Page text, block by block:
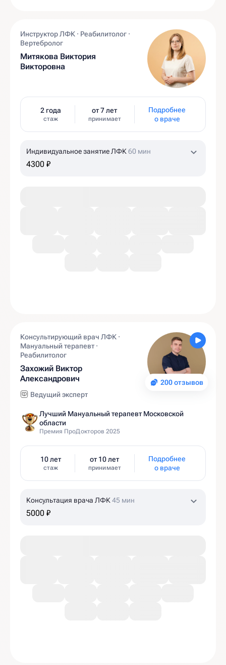
Инструктор ЛФК · Реабилитолог ·
Вертебролог
Митякова Виктория
Викторовна
2 года
стаж
от 7 лет
принимает
Подробнее
о враче
Индивидуальное занятие ЛФК60 мин
4300 ₽
200 отзывов
Консультирующий врач ЛФК ·
Мануальный терапевт ·
Реабилитолог
Захожий Виктор
Александрович
Ведущий эксперт
Лучший Мануальный терапевт Московской
области
Премия ПроДокторов 2025
10 лет
стаж
от 10 лет
принимает
Подробнее
о враче
Консультация врача ЛФК45 мин
5000 ₽